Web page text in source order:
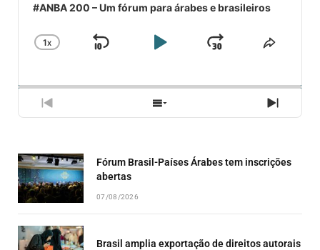
#ANBA 200 – Um fórum para árabes e brasileiros
CHANGE
1X
SKIP
PLAYJUMP
PREVIOUS
EPISODE
SHOW
EPISODES
NEXT
Fórum Brasil-Países Árabes tem inscrições
abertas
07/08/2026
Brasil amplia exportação de direitos autorais